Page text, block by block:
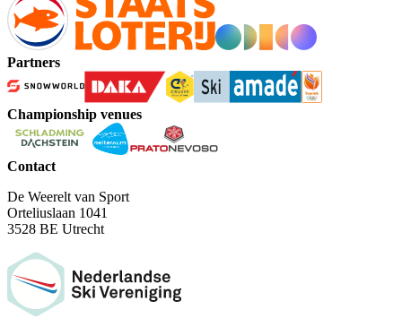
Partners
Championship venues
Contact
De Weerelt van Sport
Orteliuslaan 1041
3528 BE Utrecht